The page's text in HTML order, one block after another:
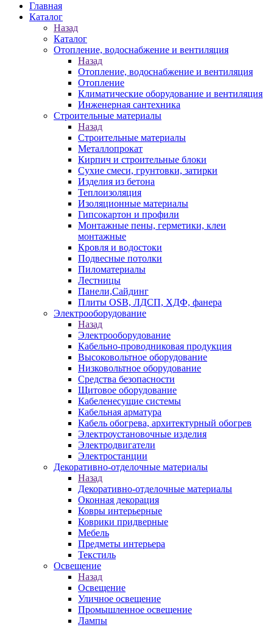
Главная
Каталог
Назад
Каталог
Отопление, водоснабжение и вентиляция
Назад
Отопление, водоснабжение и вентиляция
Отопление
Климатические оборудование и вентиляция
Инженерная сантехника
Строительные материалы
Назад
Строительные материалы
Металлопрокат
Кирпич и строительные блоки
Сухие смеси, грунтовки, затирки
Изделия из бетона
Теплоизоляция
Изоляционные материалы
Гипсокартон и профили
Монтажные пены, герметики, клеи
монтажные
Кровля и водостоки
Подвесные потолки
Пиломатериалы
Лестницы
Панели,Сайдинг
Плиты OSB, ЛДСП, ХДФ, фанера
Электрооборудование
Назад
Электрооборудование
Кабельно-проводниковая продукция
Высоковольтное оборудование
Низковольтное оборудование
Средства безопасности
Щитовое оборудование
Кабеленесущие системы
Кабельная арматура
Кабель обогрева, архитектурный обогрев
Электроустановочные изделия
Электродвигатели
Электростанции
Декоративно-отделочные материалы
Назад
Декоративно-отделочные материалы
Оконная декорация
Ковры интерьерные
Коврики придверные
Мебель
Предметы интерьера
Текстиль
Освещение
Назад
Освещение
Уличное освещение
Промышленное освещение
Лампы